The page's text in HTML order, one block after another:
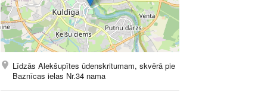
Līdzās Alekšupītes ūdenskritumam, skvērā pie
Baznīcas ielas Nr.34 nama